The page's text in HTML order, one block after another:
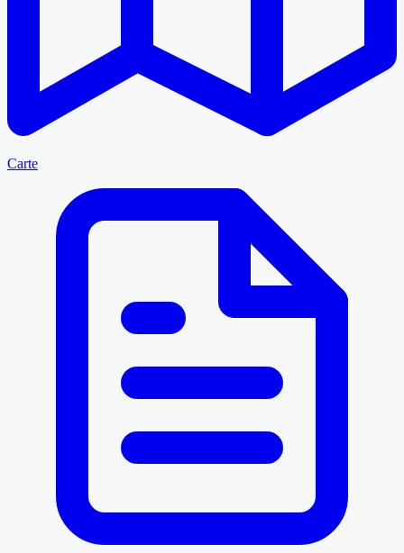
Carte